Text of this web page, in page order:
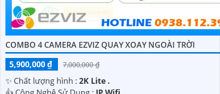
COMBO 4 CAMERA EZVIZ QUAY XOAY NGOÀI TRỜI
5,900,000 ₫
7,000,000 ₫
✨ Chất lượng hình : 2K Lite .